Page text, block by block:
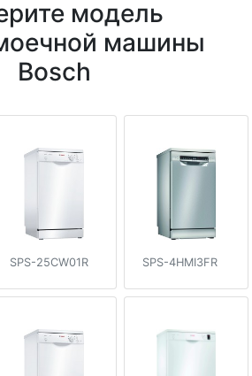
модель
машины
Bosch
SPS-25CW01R
SPS-4HMI3FR